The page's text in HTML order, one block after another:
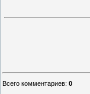
Всего комментариев: 0